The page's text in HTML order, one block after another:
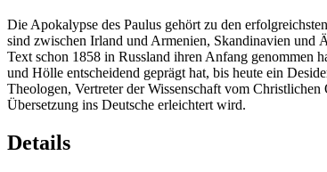
Die Apokalypse des Paulus gehört zu den
sind zwischen Irland und Armenien, Skandinavien und
Text schon 1858 in Russland ihren Anfang genommen
und Hölle entscheidend geprägt hat, bis heute ein
Theologen, Vertreter der Wissenschaft vom
Übersetzung ins Deutsche erleichtert wird.
Details